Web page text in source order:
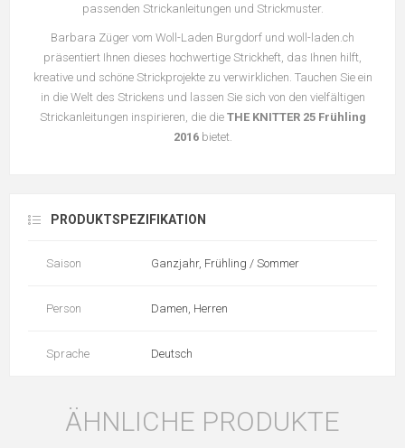
passenden Strickanleitungen und Strickmuster.
Barbara Züger vom Woll-Laden Burgdorf und woll-laden.ch
präsentiert Ihnen dieses hochwertige Strickheft, das Ihnen hilft,
kreative und schöne Strickprojekte zu verwirklichen. Tauchen Sie ein
in die Welt des Strickens und lassen Sie sich von den vielfältigen
Strickanleitungen inspirieren, die die THE KNITTER 25 Frühling
2016bietet.
PRODUKTSPEZIFIKATION
Saison Ganzjahr, Frühling / Sommer
Person Damen, Herren
Sprache Deutsch
ÄHNLICHE PRODUKTE